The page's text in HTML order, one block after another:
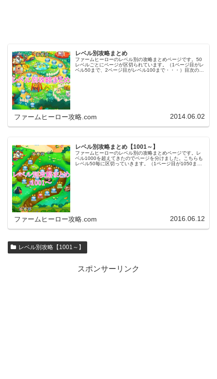
レベル別攻略まとめ
ファームヒーローのレベル別の攻略まとめページです。50
レベルごとにページが区切られています。（1ページ目がレ
ベル50まで、2ページ目がレベル100まで・・・）目次のリ
ファームヒーロー攻略.com 2014.06.02
レベル別攻略まとめ【1001～】
ファームヒーローのレベル別の攻略まとめページです。レ
ベル1000を超えてきたのでページを分けました。こちらも
レベル50毎に区切っていきます。（1ページ目が1050ま
ファームヒーロー攻略.com 2016.06.12
レベル別攻略【1001～】
スポンサーリンク